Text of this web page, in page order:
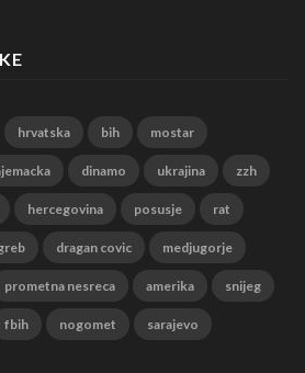
hrvatska bih mostar
dinamo ukrajina zzh
hercegovina posusje rat
dragan covic medjugorje
prometna nesreca amerika snijeg
fbih nogomet sarajevo